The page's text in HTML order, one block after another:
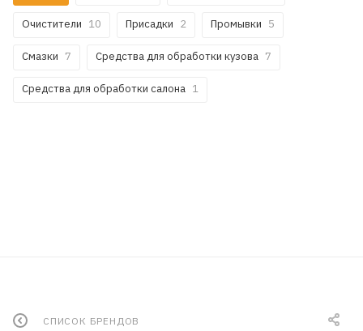
Очистители 10 Присадки 2 Промывки 5
Смазки 7 Средства для обработки кузова 7
Средства для обработки салона 1
СПИСОК БРЕНДОВ